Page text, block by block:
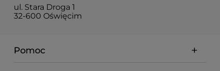
ul. Stara Droga 1
32-600 Oświęcim
Pomoc